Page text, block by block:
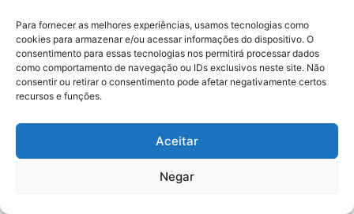
Para fornecer as melhores experiências, usamos tecnologias como
cookies para armazenar e/ou acessar informações do dispositivo. O
consentimento para essas tecnologias nos permitirá processar dados
como comportamento de navegação ou IDs exclusivos neste site. Não
consentir ou retirar o consentimento pode afetar negativamente certos
recursos e funções.
Aceitar
Negar
Brasil: Policia Federal investiga
antes das eleições